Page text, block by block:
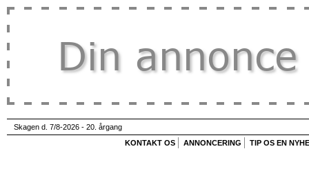
Skagen d. 7/8-2026 - 20. årgang
KONTAKT OS
ANNONCERING TIP OS EN